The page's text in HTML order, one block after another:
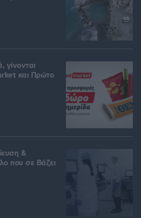
γίνονται
και Πρώτο
&
που σε Bάζει